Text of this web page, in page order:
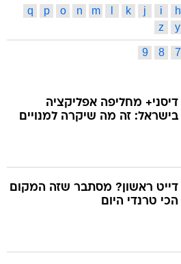
h
i
j
k
m
n
o
p
q
y
z
7
8
9
דיסני+ מחליפה אפליקציה
בישראל: זה מה שיקרה למנויים
דייט ראשון? מסתבר שזה המקום
הכי טרנדי היום